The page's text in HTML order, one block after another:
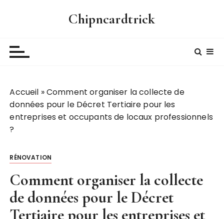
Chipncardtrick
Accueil »Comment organiser la collecte de
données pour le Décret Tertiaire pour les
entreprises et occupants de locaux professionnels
?
RÉNOVATION
Comment organiser la collecte
de données pour le Décret
Tertiaire pour les entreprises et